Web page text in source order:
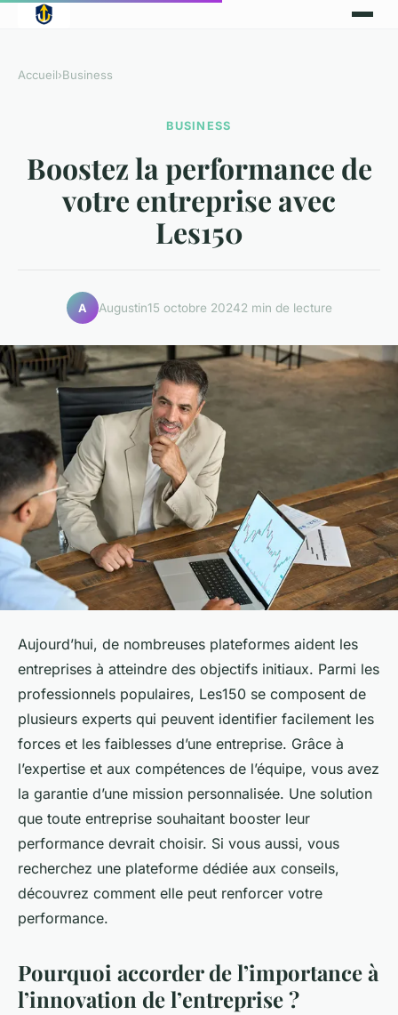
Accueil›Business
BUSINESS
Boostez la performance de
votre entreprise avec
Les150
A Augustin15 octobre 20242 min de lecture
Aujourd’hui, de nombreuses plateformes aident les
entreprises à atteindre des objectifs initiaux. Parmi les
professionnels populaires, Les150 se composent de
plusieurs experts qui peuvent identifier facilement les
forces et les faiblesses d’une entreprise. Grâce à
l’expertise et aux compétences de l’équipe, vous avez
la garantie d’une mission personnalisée. Une solution
que toute entreprise souhaitant booster leur
performance devrait choisir. Si vous aussi, vous
recherchez une plateforme dédiée aux conseils,
découvrez comment elle peut renforcer votre
performance.
Pourquoi accorder de l’importance à
l’innovation de l’entreprise ?